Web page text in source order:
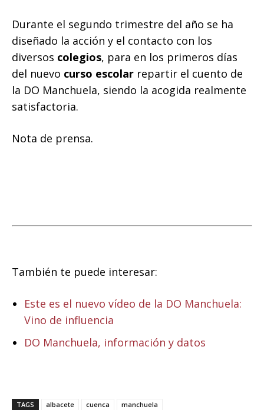
Durante el segundo trimestre del año se ha
diseñado la acción y el contacto con los
diversos colegios, para en los primeros días
del nuevo curso escolar repartir el cuento de
la DO Manchuela, siendo la acogida realmente
satisfactoria.
Nota de prensa.
También te puede interesar:
Este es el nuevo vídeo de la DO Manchuela:
Vino de influencia
DO Manchuela, información y datos
TAGS albacete cuenca manchuela